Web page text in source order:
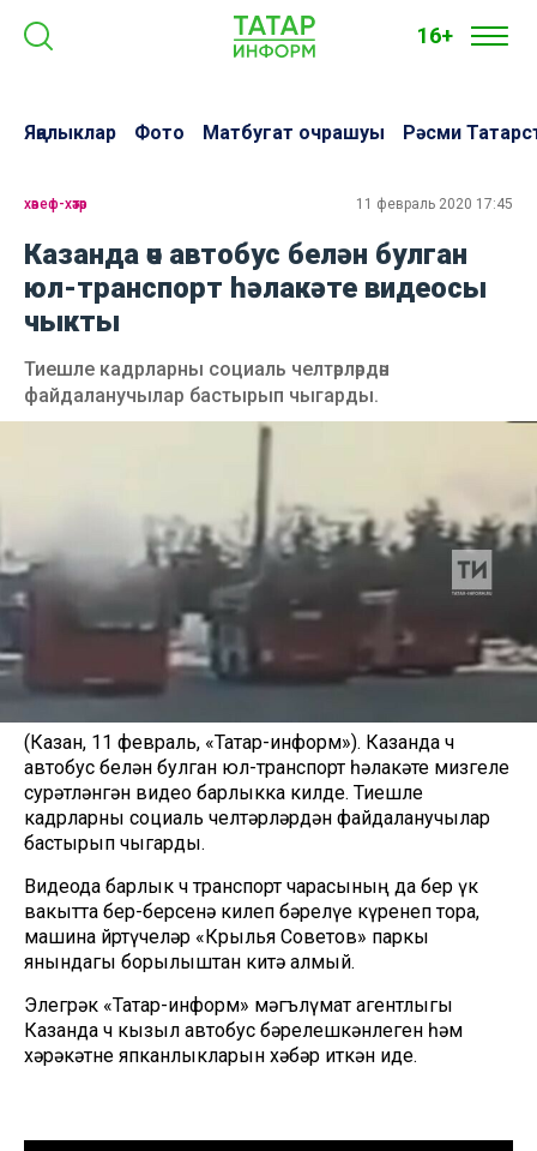
16+
Яңалыклар Фото Матбугат очрашуы Рәсми
хәвеф-хәтәр 11 февраль 2020 17:45
Казанда өч автобус белән булган
юл-транспорт һәлакәте видеосы
чыкты
Тиешле кадрларны социаль челтәрләрдән
файдаланучылар бастырып чыгарды.
(Казан, 11 февраль, «Татар-информ»). Казанда өч
автобус белән булган юл-транспорт һәлакәте мизгеле
сурәтләнгән видео барлыкка килде. Тиешле
кадрларны социаль челтәрләрдән файдаланучылар
бастырып чыгарды.
Видеода барлык өч транспорт чарасының да бер үк
вакытта бер-берсенә килеп бәрелүе күренеп тора,
машина йөртүчеләр «Крылья Советов» паркы
янындагы борылыштан китә алмый.
Элегрәк «Татар-информ» мәгълүмат агентлыгы
Казанда өч кызыл автобус бәрелешкәнлеген һәм
хәрәкәтне япканлыкларын хәбәр иткән иде.